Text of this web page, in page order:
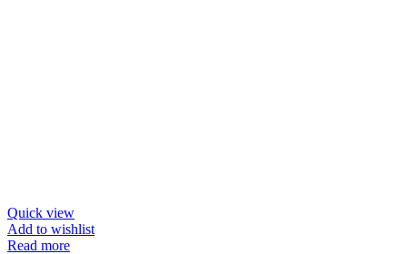
Quick view
Add to wishlist
Read more